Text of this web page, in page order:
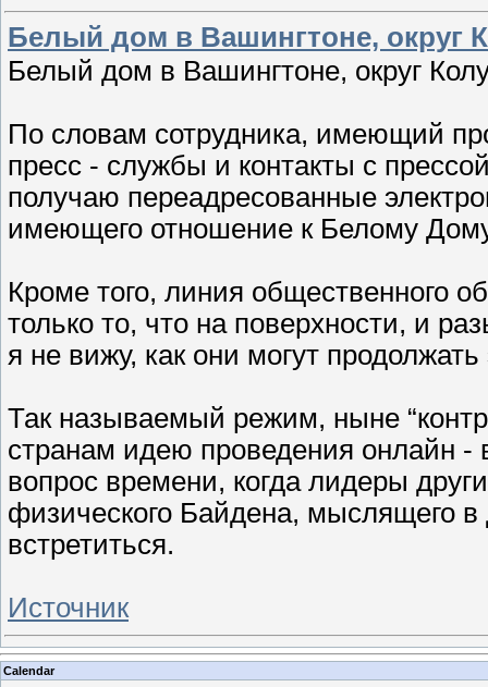
Белый дом в Вашингтоне, округ
Белый дом в Вашингтоне, округ
По словам сотрудника, имеющий
пресс - службы и контакты с
получаю переадресованные
имеющего отношение к Белому
Кроме того, линия общественного
только то, что на поверхности, и
я не вижу, как они могут
Так называемый режим, ныне
странам идею проведения онлайн -
вопрос времени, когда лидеры
физического Байдена, мыслящего в
встретиться.
Источник
Calendar